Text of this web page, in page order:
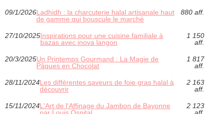
09/1/2026Ladhidh : la charcuterie halal artisanale haut
de gamme qui bouscule le marché
880 aff.
27/10/2025Inspirations pour une cuisine familiale à
bazas avec inova langon
1 150
aff.
20/3/2025Un Printemps Gourmand : La Magie de
Pâques en Chocolat
1 817
aff.
28/11/2024Les différentes saveurs de foie gras halal à
découvrir
2 163
aff.
15/11/2024L'Art de l'Affinage du Jambon de Bayonne
2 123